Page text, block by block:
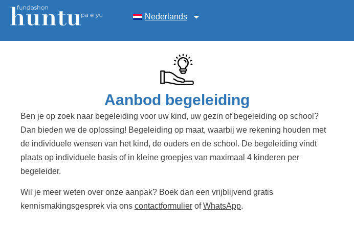
Nederlands
Aanbod begeleiding
Ben je op zoek naar begeleiding voor uw kind, uw gezin of begeleiding op school?
Dan bieden we de oplossing! Begeleiding op maat, waarbij we rekening houden met
de individuele wensen van het kind, de ouders en de school. De begeleiding vindt
plaats op individuele basis of in kleine groepjes van maximaal 4 kinderen per
begeleider.
Wil je meer weten over onze aanpak? Boek dan een vrijblijvend gratis
kennismakingsgesprek via ons contactformulier ofWhatsApp.